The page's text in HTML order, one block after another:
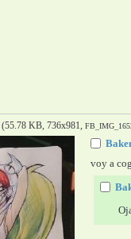
(55.78 KB, 736x981,
voy a